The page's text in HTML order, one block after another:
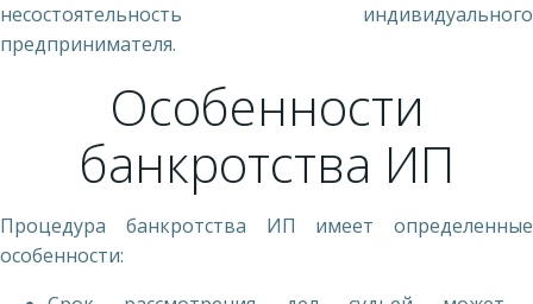
несостоятельность индивидуального
предпринимателя.
Особенности
банкротства ИП
Процедура банкротства ИП имеет определенные
особенности: